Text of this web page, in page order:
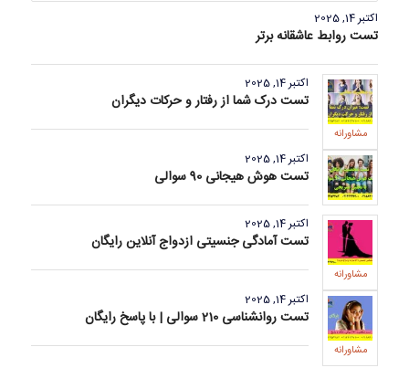
اکتبر 14, 2025
تست روابط عاشقانه برتر
مشاورانه
اکتبر 14, 2025
تست درک شما از رفتار و حرکات دیگران
اکتبر 14, 2025
تست هوش هیجانی 90 سوالی
مشاورانه
اکتبر 14, 2025
تست آمادگی جنسیتی ازدواج آنلاین رایگان
مشاورانه
اکتبر 14, 2025
تست روانشناسی 210 سوالی | با پاسخ رایگان